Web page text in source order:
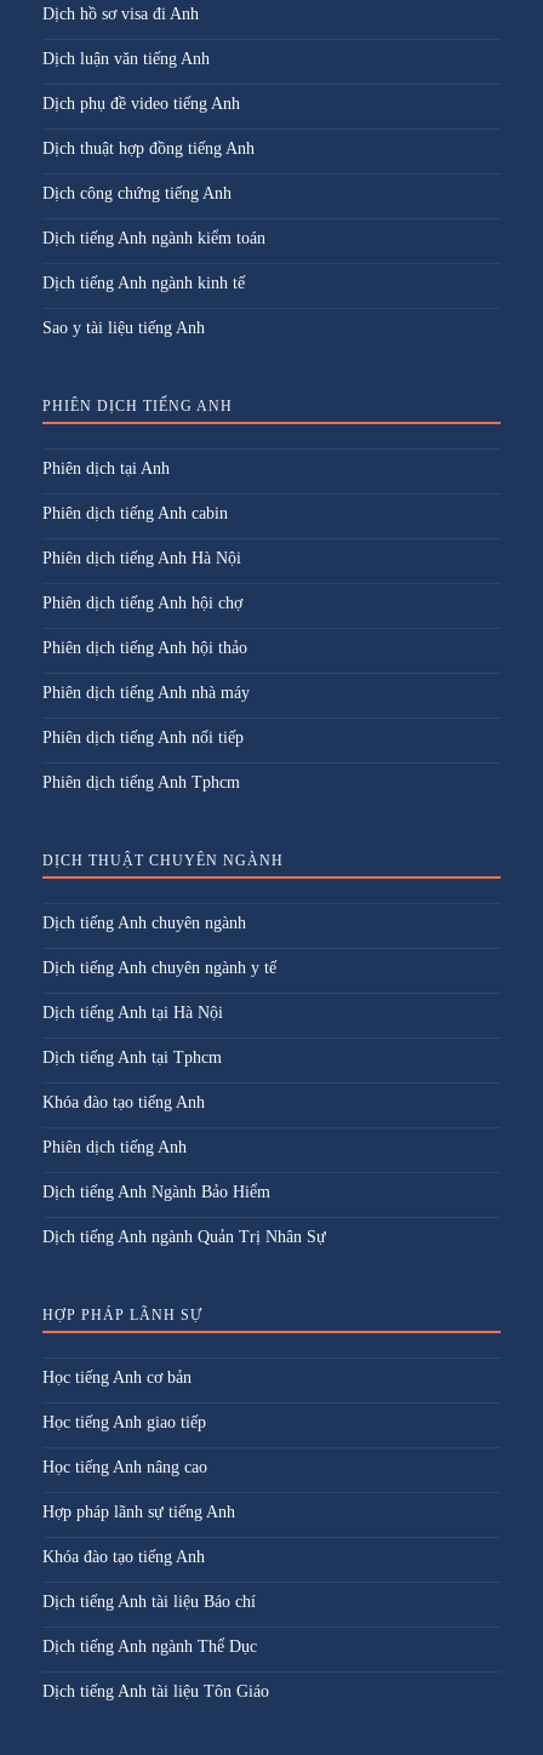
Dịch hồ sơ visa đi Anh
Dịch luận văn tiếng Anh
Dịch phụ đề video tiếng Anh
Dịch thuật hợp đồng tiếng Anh
Dịch công chứng tiếng Anh
Dịch tiếng Anh ngành kiểm toán
Dịch tiếng Anh ngành kinh tế
Sao y tài liệu tiếng Anh
PHIÊN DỊCH TIẾNG ANH
Phiên dịch tại Anh
Phiên dịch tiếng Anh cabin
Phiên dịch tiếng Anh Hà Nội
Phiên dịch tiếng Anh hội chợ
Phiên dịch tiếng Anh hội thảo
Phiên dịch tiếng Anh nhà máy
Phiên dịch tiếng Anh nối tiếp
Phiên dịch tiếng Anh Tphcm
DỊCH THUẬT CHUYÊN NGÀNH
Dịch tiếng Anh chuyên ngành
Dịch tiếng Anh chuyên ngành y tế
Dịch tiếng Anh tại Hà Nội
Dịch tiếng Anh tại Tphcm
Khóa đào tạo tiếng Anh
Phiên dịch tiếng Anh
Dịch tiếng Anh Ngành Bảo Hiểm
Dịch tiếng Anh ngành Quản Trị Nhân Sự
HỢP PHÁP LÃNH SỰ
Học tiếng Anh cơ bản
Học tiếng Anh giao tiếp
Học tiếng Anh nâng cao
Hợp pháp lãnh sự tiếng Anh
Khóa đào tạo tiếng Anh
Dịch tiếng Anh tài liệu Báo chí
Dịch tiếng Anh ngành Thể Dục
Dịch tiếng Anh tài liệu Tôn Giáo